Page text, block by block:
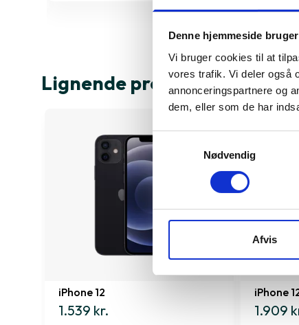
Denne hjemmeside
Vi bruger cookies til at
vores trafik. Vi deler også
annonceringspartnere og
dem, eller som de har
Samtykkevalg
Nødvendig
Afvis
Lignende produkter
iPhone 12
1.539 kr.
iPhone
1.909